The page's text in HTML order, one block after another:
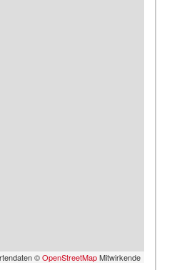
©OpenStreetMapMitwirkende